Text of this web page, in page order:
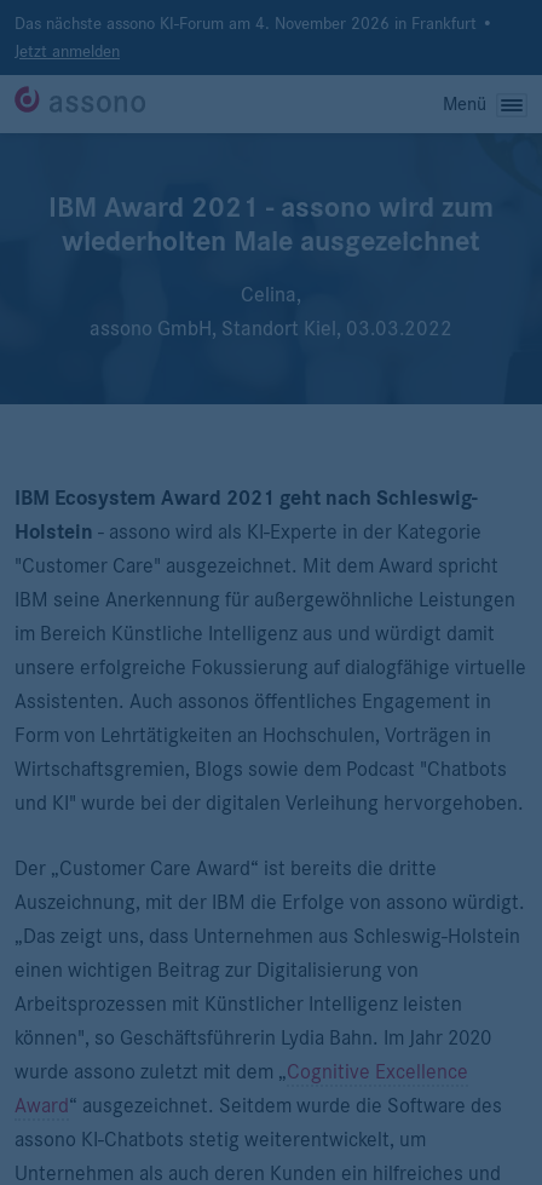
Das nächste assono KI-Forum am 4. November 2026 in Frankfurt •
Jetzt anmelden
Menü
IBM Award 2021 - assono wird zum
wiederholten Male ausgezeichnet
Celina,
assono GmbH, Standort Kiel, 03.03.2022
IBM Ecosystem Award 2021 geht nach Schleswig-
Holstein - assono wird als KI-Experte in der Kategorie
"Customer Care" ausgezeichnet. Mit dem Award spricht
IBM seine Anerkennung für außergewöhnliche Leistungen
im Bereich Künstliche Intelligenz aus und würdigt damit
unsere erfolgreiche Fokussierung auf dialogfähige virtuelle
Assistenten. Auch assonos öffentliches Engagement in
Form von Lehrtätigkeiten an Hochschulen, Vorträgen in
Wirtschaftsgremien, Blogs sowie dem Podcast "Chatbots
und KI" wurde bei der digitalen Verleihung hervorgehoben.
Der „Customer Care Award“ ist bereits die dritte
Auszeichnung, mit der IBM die Erfolge von assono würdigt.
„Das zeigt uns, dass Unternehmen aus Schleswig-Holstein
einen wichtigen Beitrag zur Digitalisierung von
Arbeitsprozessen mit Künstlicher Intelligenz leisten
können", so Geschäftsführerin Lydia Bahn. Im Jahr 2020
wurde assono zuletzt mit dem „Cognitive Excellence
Award “ ausgezeichnet. Seitdem wurde die Software des
assono KI-Chatbots stetig weiterentwickelt, um
Unternehmen als auch deren Kunden ein hilfreiches und